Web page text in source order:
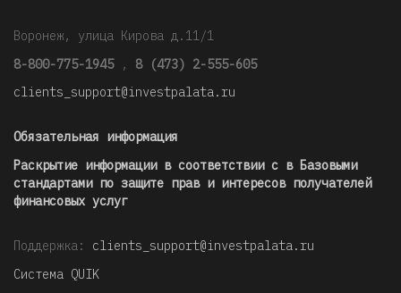
Воронеж, улица Кирова д.11/1
8-800-775-1945 , 8 (473) 2-555-605
clients_support@investpalata.ru
Обязательная информация
Раскрытие информации в соответствии с в Базовыми
стандартами по защите прав и интересов получателей
финансовых услуг
Поддержка: clients_support@investpalata.ru
Система QUIK